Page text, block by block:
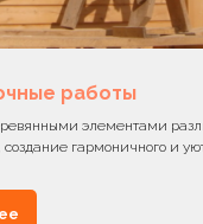
работы
элементами
создание гармоничного и